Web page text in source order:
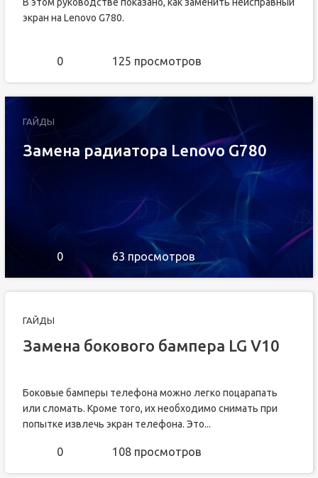
экран на Lenovo G780.
0 125 просмотров
ГАЙДЫ
Замена радиатора Lenovo G780
0 63 просмотров
ГАЙДЫ
Замена бокового бампера LG V10
Боковые бамперы телефона можно легко поцарапать
или сломать. Кроме того, их необходимо снимать при
попытке извлечь экран телефона. Это...
0 108 просмотров